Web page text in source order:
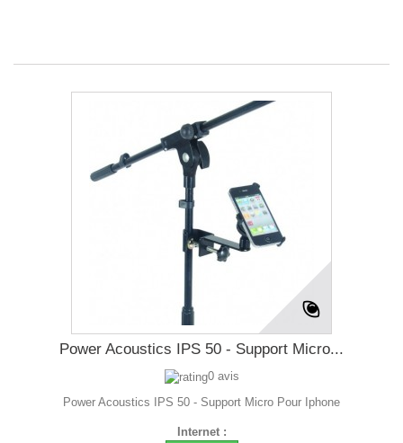
Power Acoustics IPS 50 - Support Micro...
0 avis
Power Acoustics IPS 50 - Support Micro Pour Iphone
Internet :